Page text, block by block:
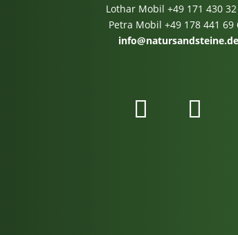
Lothar Mobil+49 171 430
Petra Mobil+49 178 441 69
info@natursandsteine.de